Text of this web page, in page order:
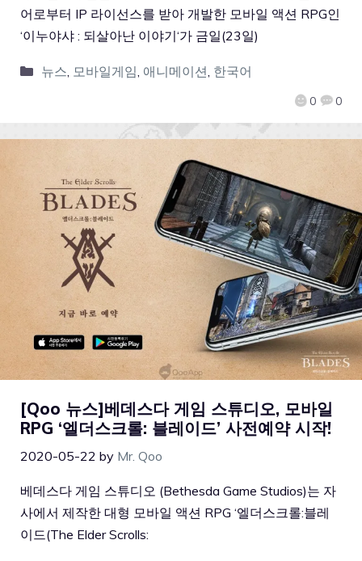
0 0
어로부터 IP 라이선스를 받아 개발한 모바일 액션 RPG인
‘이누야샤 : 되살아난 이야기‘가 금일(23일)
뉴스 모바일게임 애니메이션 한국어
[Qoo 뉴스]베데스다 게임 스튜디오, 모바일
RPG ‘엘더스크롤: 블레이드’ 사전예약 시작!
2020-05-22 by Mr. Qoo
베데스다 게임 스튜디오 (Bethesda Game Studios)는 자
사에서 제작한 대형 모바일 액션 RPG ‘엘더스크롤:블레
이드(The Elder Scrolls: